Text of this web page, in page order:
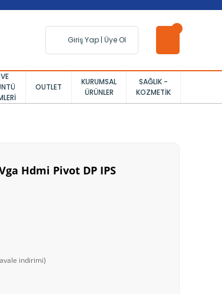
Giriş Yap | Üye Ol
OUTLET
KURUMSAL
ÜRÜNLER
SAĞLIK -
KOZMETIK
Hdmi Pivot DP IPS
indirimi)